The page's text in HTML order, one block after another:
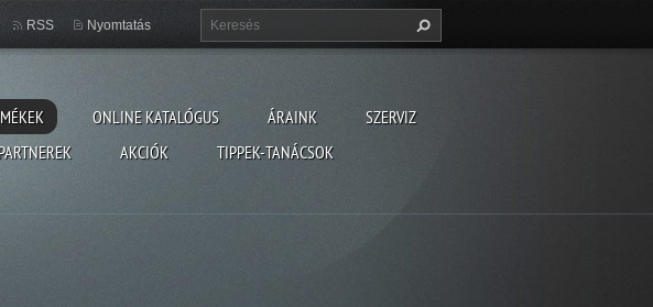
ONLINE KATALÓGUS ÁRAINK
SZERVIZ
PARTNEREK AKCIÓK TIPPEK-TANÁCSOK
RSS Nyomtatás